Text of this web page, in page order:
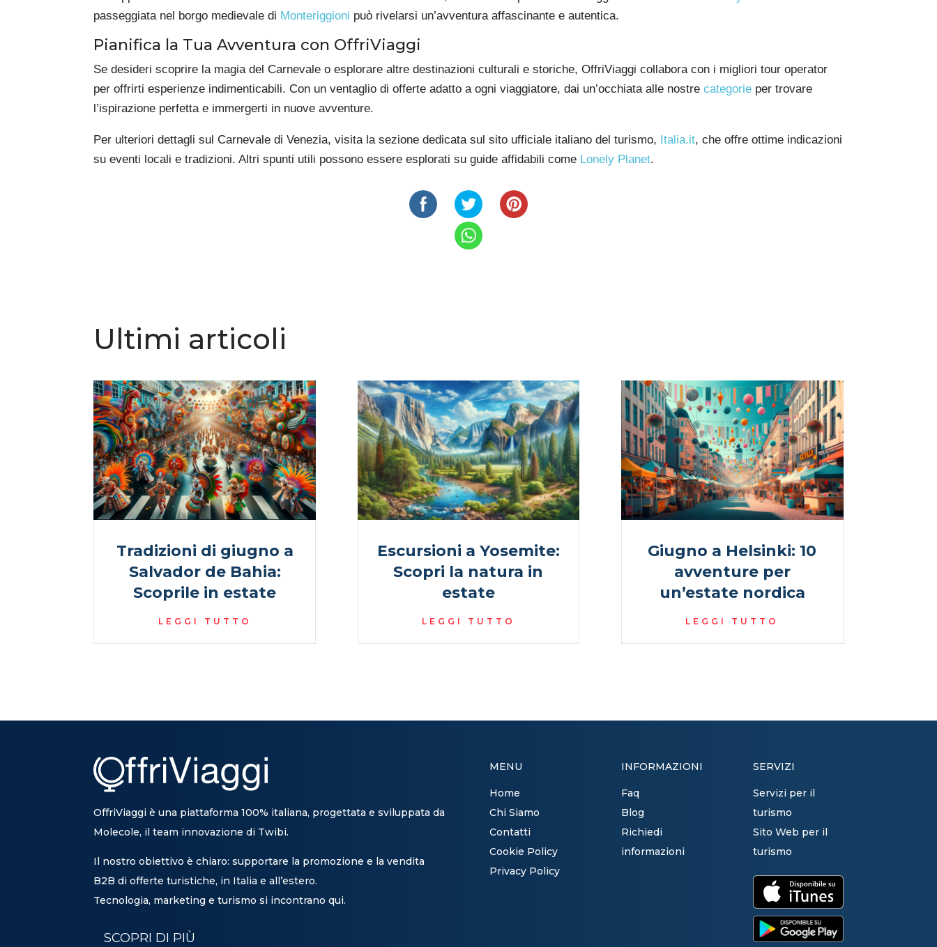
passeggiata nel borgo medievale di Monteriggioni può rivelarsi un’avventura affascinante e autentica.
Pianifica la Tua Avventura con OffriViaggi
Se desideri scoprire la magia del Carnevale o esplorare altre destinazioni culturali e storiche, OffriViaggi collabora con i migliori tour operator
per offrirti esperienze indimenticabili. Con un ventaglio di offerte adatto a ogni viaggiatore, dai un’occhiata alle nostrecategorie per trovare
l’ispirazione perfetta e immergerti in nuove avventure.
Per ulteriori dettagli sul Carnevale di Venezia, visita la sezione dedicata sul sito ufficiale italiano del turismo, Italia.it, che offre ottime indicazioni
su eventi locali e tradizioni. Altri spunti utili possono essere esplorati su guide affidabili come Lonely Planet.
Ultimi articoli
Tradizioni di giugno a
Salvador de Bahia:
Scoprile in estate
LEGGI TUTTO
Escursioni a Yosemite:
Scopri la natura in
estate
LEGGI TUTTO
Giugno a Helsinki: 10
avventure per
un’estate nordica
LEGGI TUTTO
OffriViaggi è una piattaforma 100% italiana, progettata e sviluppata da
Molecole, il team innovazione di Twibi.
Il nostro obiettivo è chiaro: supportare la promozione e la vendita
B2B di offerte turistiche, in Italia e all’estero.
Tecnologia, marketing e turismo si incontrano qui.
SCOPRI DI PIÙ
MENU
Home
Chi Siamo
Contatti
Cookie Policy
Privacy Policy
INFORMAZIONI
Faq
Blog
Richiedi
informazioni
SERVIZI
Servizi per il
turismo
Sito Web per il
turismo